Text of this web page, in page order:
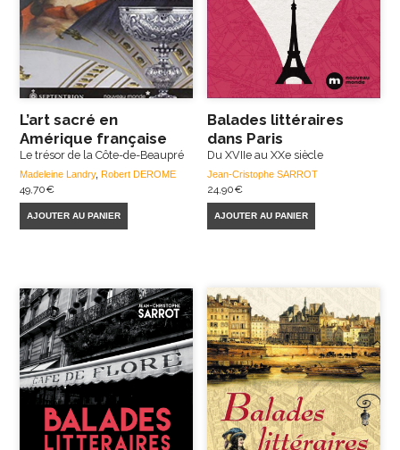
L’art sacré en
Amérique française
Le trésor de la Côte-de-Beaupré
Madeleine Landry,Robert DEROME
49,70€
AJOUTER AU PANIER
Balades littéraires
dans Paris
Du XVIIe au XXe siècle
Jean-Cristophe SARROT
24,90€
AJOUTER AU PANIER